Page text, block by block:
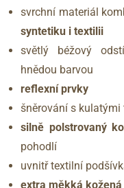
svrchní materiál
syntetiku i textilii
světlý béžový
hnědou barvou
reflexní prvky
šněrování s
silně polstrovaný
pohodlí
uvnitř textilní
extra měkká